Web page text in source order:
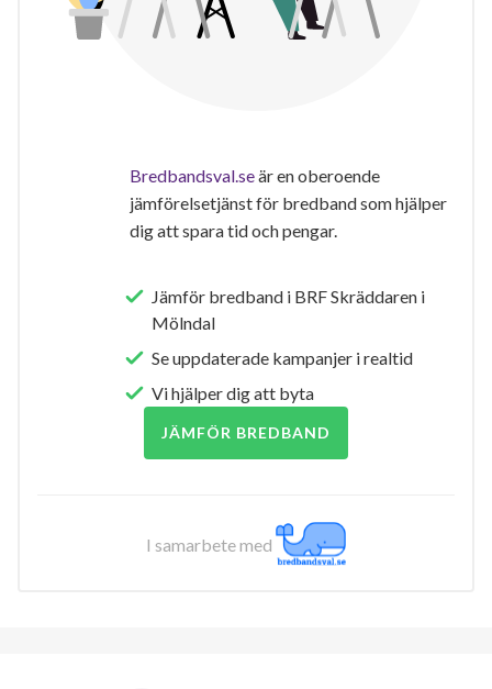
Bredbandsval.seär en oberoende
jämförelsetjänst för bredband som hjälper
dig att spara tid och pengar.
Jämför bredband i BRF Skräddaren i
Mölndal
Se uppdaterade kampanjer i realtid
Vi hjälper dig att byta
JÄMFÖR BREDBAND
I samarbete med